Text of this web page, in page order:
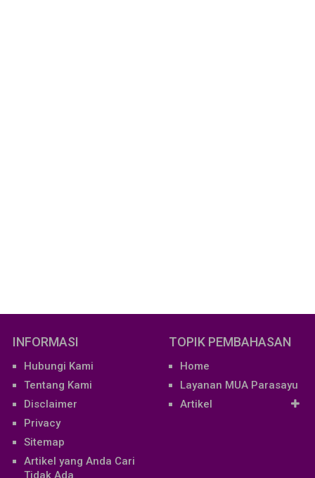
INFORMASI
Hubungi Kami
Tentang Kami
Disclaimer
Privacy
Sitemap
Artikel yang Anda Cari
Tidak Ada
TOPIK PEMBAHASAN
Home
Layanan MUA Parasayu
Artikel